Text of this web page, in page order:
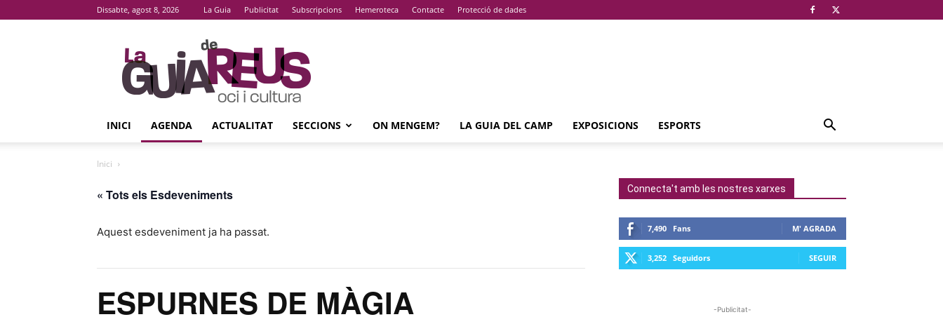
Dissabte, agost 8, 2026 La Guia Publicitat Subscripcions Hemeroteca Contacte Protecció de dades
La
Guia
De
Reus
INICI AGENDA ACTUALITAT SECCIONS ON MENGEM? LA GUIA DEL CAMP EXPOSICIONS ESPORTS
Inici
« Tots els Esdeveniments
Aquest esdeveniment ja ha passat.
ESPURNES DE MÀGIA
Connecta't amb les nostres xarxes
7,490 Fans M' AGRADA
3,252 Seguidors SEGUIR
-Publicitat-